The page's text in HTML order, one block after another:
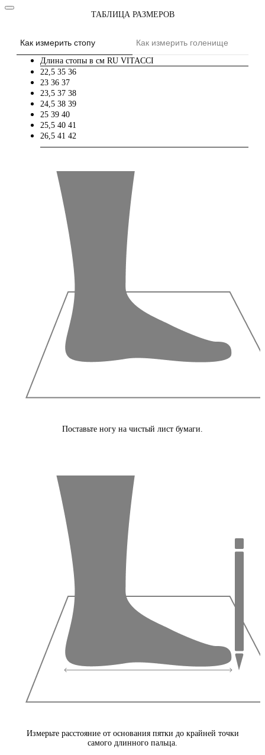
ТАБЛИЦА РАЗМЕРОВ
Как измерить стопу Как измерить голенище
Длина стопы в см RU VITACCI
22,5 35 36
23 36 37
23,5 37 38
24,5 38 39
25 39 40
25,5 40 41
26,5 41 42
Поставьте ногу на чистый лист бумаги.
Измерьте расстояние от основания пятки до крайней точки
самого длинного пальца.